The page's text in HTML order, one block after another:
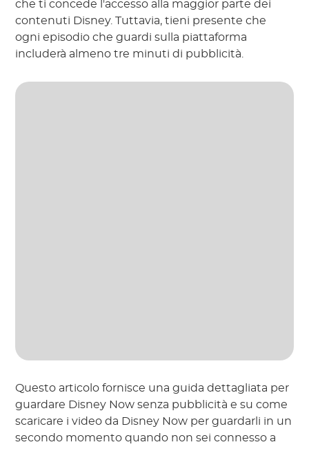
che ti concede l'accesso alla maggior parte dei
contenuti Disney. Tuttavia, tieni presente che
ogni episodio che guardi sulla piattaforma
includerà almeno tre minuti di pubblicità.
Questo articolo fornisce una guida dettagliata per
guardare Disney Now senza pubblicità e su come
scaricare i video da Disney Now per guardarli in un
secondo momento quando non sei connesso a